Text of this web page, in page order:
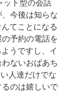
ット型の会話
今後は知らな
てことになる
予約の電話を
うですし、イ
ないおばあち
人達だけでな
のは嬉しいで